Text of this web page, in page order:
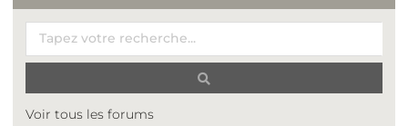
Voir tous les forums